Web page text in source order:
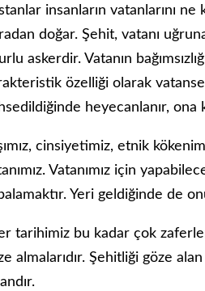
insanların vatanlarını
doğar. Şehit, vatanı
askerdir. Vatanın
özelliği olarak
heyecanlanır,
cinsiyetimiz, etnik
Vatanımız için
Yeri geldiğinde de
tarihimiz bu kadar çok
almalarıdır. Şehitliği göze